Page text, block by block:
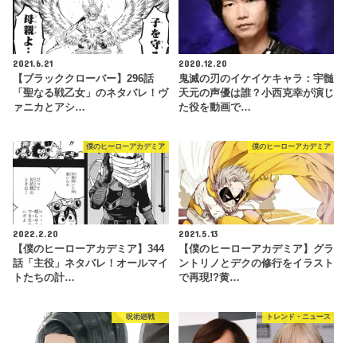
2021.6.21
【ブラッククローバー】296話
「聖なる戦乙女」のネタバレ！ヴ
ァニカとアシ…
2020.12.20
鬼滅の刃のイケイケキャラ：宇髄
天元の声優は誰？小西克幸が演じ
た役を動画で…
僕のヒーローアカデミア
2022.2.20
【僕のヒーローアカデミア】344
話「主役」ネタバレ！オールマイ
トたちの計…
僕のヒーローアカデミア
2021.5.13
【僕のヒーローアカデミア】グラ
ントリノとデクの修行をイラスト
で再現!?黄…
呪術廻戦 トレンド・ニュース